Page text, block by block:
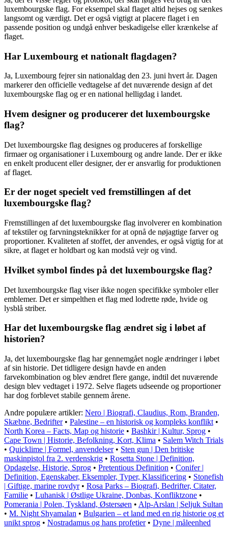
luxembourgske flag. For eksempel skal flaget altid hejses og sænkes
langsomt og værdigt. Det er også vigtigt at placere flaget i en
passende position og undgå enhver beskadigelse eller krænkelse af
flaget.
Har Luxembourg et nationalt flagdagen?
Ja, Luxembourg fejrer sin nationaldag den 23. juni hvert år. Dagen
markerer den officielle vedtagelse af det nuværende design af det
luxembourgske flag og er en national helligdag i landet.
Hvem designer og producerer det luxembourgske
flag?
Det luxembourgske flag designes og produceres af forskellige
firmaer og organisationer i Luxembourg og andre lande. Der er ikke
en enkelt producent eller designer, der er ansvarlig for produktionen
af flaget.
Er der noget specielt ved fremstillingen af det
luxembourgske flag?
Fremstillingen af det luxembourgske flag involverer en kombination
af tekstiler og farvningsteknikker for at opnå de nøjagtige farver og
proportioner. Kvaliteten af ​​stoffet, der anvendes, er også vigtig for at
sikre, at flaget er holdbart og kan modstå vejr og vind.
Hvilket symbol findes på det luxembourgske flag?
Det luxembourgske flag viser ikke nogen specifikke symboler eller
emblemer. Det er simpelthen et flag med lodrette røde, hvide og
lysblå striber.
Har det luxembourgske flag ændret sig i løbet af
historien?
Ja, det luxembourgske flag har gennemgået nogle ændringer i løbet
af sin historie. Det tidligere design havde en anden
farvekombination og blev ændret flere gange, indtil det nuværende
design blev vedtaget i 1972. Selve flagets udseende og proportioner
har dog forblevet stabile gennem årene.
Andre populære artikler: Nero | Biografi, Claudius, Rom, Branden,
Skæbne, Bedrifter• Palestine – en historisk og kompleks konflikt •
North Korea – Facts, Map og historie • Bashkir | Kultur, Sprog •
Cape Town | Historie, Befolkning, Kort, Klima • Salem Witch Trials
• Quicklime | Formel, anvendelser• Sten gun | Den britiske
maskinpistol fra 2. verdenskrig • Rosetta Stone | Definition,
Opdagelse, Historie, Sprog • Pretentious Definition • Conifer |
Definition, Egenskaber, Eksempler, Typer, Klassificering • Stonefish
| Giftige, marine rovdyr• Rosa Parks – Biografi, Bedrifter, Citater,
Familie • Luhanisk | Østlige Ukraine, Donbas, Konfliktzone •
Pomerania | Polen, Tyskland, Østersøen • Alp-Arslan | Seljuk Sultan
• M. Night Shyamalan • Bulgarien – et land med en rig historie og et
unikt sprog • Nostradamus og hans profetier• Dyne | måleenhed